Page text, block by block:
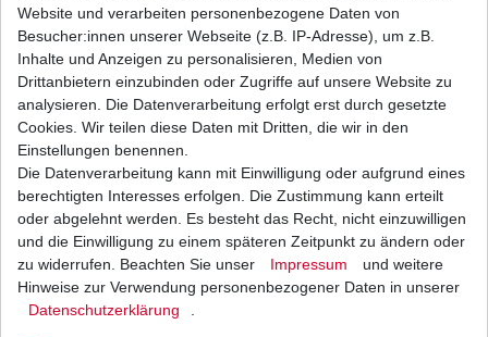
Dichtung Kupplungsdeckel Suzuki Diverse
Modelle 1985 - 2006
UVP 10,99 € 9,98 € *
1 Stück
Dichtung Lichtmaschine Suzuki GSX 600 F
GN72 AJ 1988 - 2001
UVP 8,97 €
Website und verarbeiten personenbezogene Daten von
Besucher:innen unserer Webseite (z.B. IP-Adresse), um z.B.
Inhalte und Anzeigen zu personalisieren, Medien von
Drittanbietern einzubinden oder Zugriffe auf unsere Website zu
analysieren. Die Datenverarbeitung erfolgt erst durch gesetzte
Cookies. Wir teilen diese Daten mit Dritten, die wir in den
Einstellungen benennen.
Die Datenverarbeitung kann mit Einwilligung oder aufgrund eines
berechtigten Interesses erfolgen. Die Zustimmung kann erteilt
oder abgelehnt werden. Es besteht das Recht, nicht einzuwilligen
und die Einwilligung zu einem späteren Zeitpunkt zu ändern oder
zu widerrufen. Beachten Sie unser
Impressum
und weitere
Hinweise zur Verwendung personenbezogener Daten in unserer
Daten­schutz­erklärung